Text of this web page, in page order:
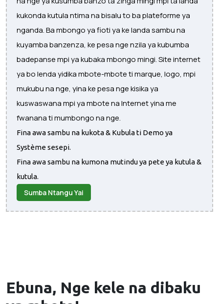
kukonda kutula ntima na bisalu to ba plateforme ya
nganda. Ba mbongo ya fioti ya ke landa sambu na
kuyamba banzenza, ke pesa nge nzila ya kubumba
badepanse mpi ya kubaka mbongo mingi. Site internet
ya bo lenda yidika mbote-mbote ti marque, logo, mpi
mukubu na nge, yina ke pesa nge kisika ya
kuswaswana mpi ya mbote na Internet yina me
fwanana ti mumbongo na nge.
Fina awa sambu na kukota & Kubula ti Demo ya
Système sesepi.
Fina awa sambu na kumona mutindu ya pete ya kutula &
kutula.
Sumba Ntangu Yai
Ebuna, Nge kele na dibaku